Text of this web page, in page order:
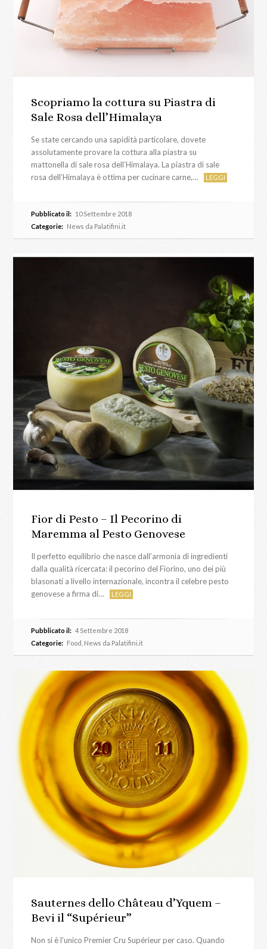
Scopriamo la cottura su Piastra di
Sale Rosa dell’Himalaya
Se state cercando una sapidità particolare, dovete
assolutamente provare la cottura alla piastra su
mattonella di sale rosa dell’Himalaya. La piastra di sale
rosa dell’Himalaya è ottima per cucinare carne,…
LEGGI
Pubblicato il: 10 Settembre 2018
Categorie: News da Palatifini.it
Fior di Pesto – Il Pecorino di
Maremma al Pesto Genovese
Il perfetto equilibrio che nasce dall’armonia di ingredienti
dalla qualità ricercata: il pecorino del Fiorino, uno dei più
blasonati a livello internazionale, incontra il celebre pesto
genovese a firma di…
LEGGI
Pubblicato il: 4 Settembre 2018
Categorie: Food News da Palatifini.it
Sauternes dello Château d’Yquem –
Bevi il “Supérieur”
Non si è l'unico Premier Cru Supérieur per caso. Quando